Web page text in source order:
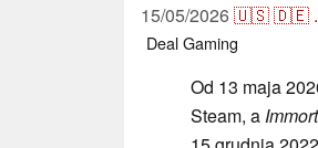
15/05/2026🇺🇸🇩🇪
DealGaming
Od 13 maja
Steam, a